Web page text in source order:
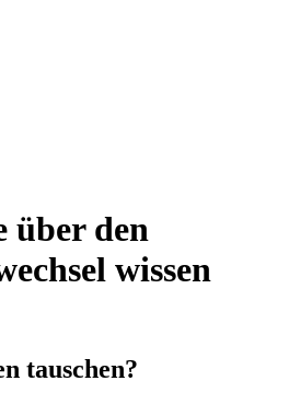
über den
wissen
tauschen?